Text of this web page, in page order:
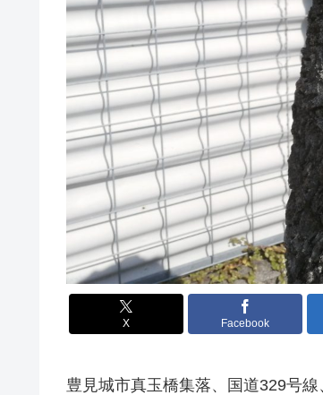
X Facebook
豊見城市真玉橋集落、国道329号